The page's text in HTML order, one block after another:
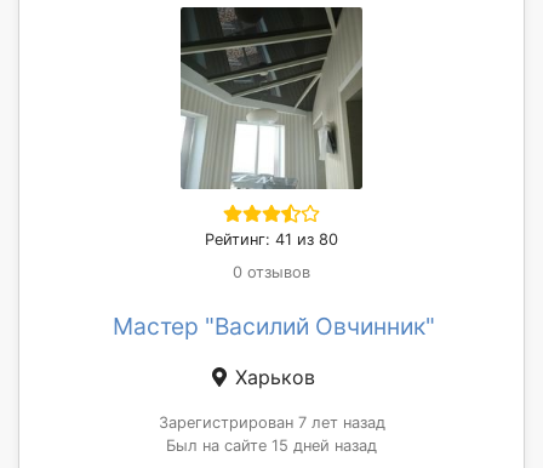
Рейтинг: 41 из 80
0 отзывов
Мастер "Василий Овчинник"
Харьков
Зарегистрирован 7 лет назад
Был на сайте 15 дней назад